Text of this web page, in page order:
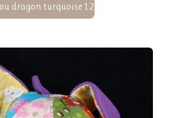
dragon turquoise 12